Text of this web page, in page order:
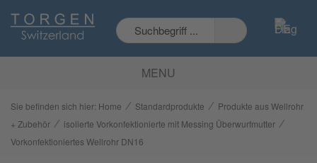
MENU
Sie befinden sich hier: Home ⁄ Standardprodukte ⁄ Produkte aus Wellrohr
+ Zubehör ⁄ isolierte Vorkonfektionierte mit Messing Überwurfmutter ⁄
Vorkonfektioniertes Wellrohr DN16